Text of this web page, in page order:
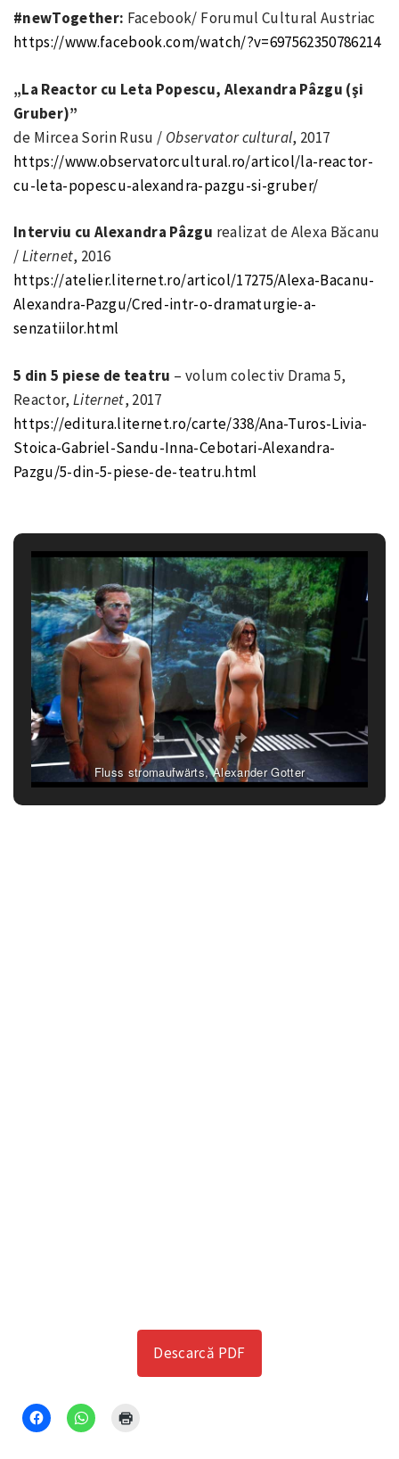
#newTogether: Facebook/ Forumul Cultural Austriac
https://www.facebook.com/watch/?v=697562350786214
„La Reactor cu Leta Popescu, Alexandra Pâzgu (şi
Gruber)”
de Mircea Sorin Rusu / Observator cultural, 2017
https://www.observatorcultural.ro/articol/la-reactor-
cu-leta-popescu-alexandra-pazgu-si-gruber/
Interviu cu Alexandra Pâzgu realizat de Alexa Băcanu
/Liternet, 2016
https://atelier.liternet.ro/articol/17275/Alexa-Bacanu-
Alexandra-Pazgu/Cred-intr-o-dramaturgie-a-
senzatiilor.html
5 din 5 piese de teatru – volum colectiv Drama 5,
Reactor,Liternet, 2017
https://editura.liternet.ro/carte/338/Ana-Turos-Livia-
Stoica-Gabriel-Sandu-Inna-Cebotari-Alexandra-
Pazgu/5-din-5-piese-de-teatru.html
Fluss stromaufwärts, Alexander Gotter
Descarcă PDF